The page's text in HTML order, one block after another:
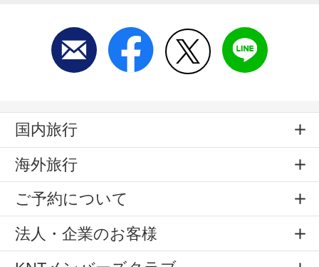
国内旅行
海外旅行
ご予約について
法人・企業のお客様